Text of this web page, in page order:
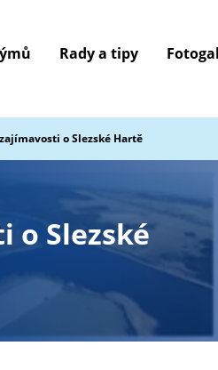
Rady a tipy
o Slezské Hartě
o Slezské